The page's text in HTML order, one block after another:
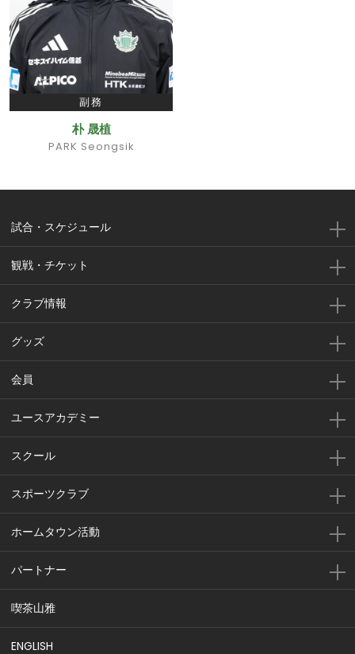
副務
朴 晟植
PARK Seongsik
試合・スケジュール
観戦・チケット
クラブ情報
グッズ
会員
ユースアカデミー
スクール
スポーツクラブ
ホームタウン活動
パートナー
喫茶山雅
ENGLISH